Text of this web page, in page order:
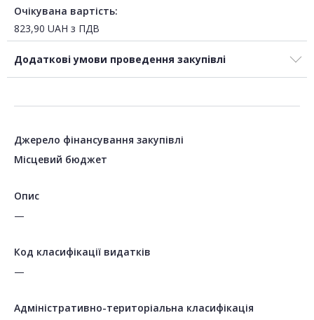
Очікувана вартість:
823,90 UAH з ПДВ
Додаткові умови проведення закупівлі
Джерело фінансування закупівлі
Місцевий бюджет
Опис
—
Код класифікації видатків
—
Адміністративно-територіальна класифікація